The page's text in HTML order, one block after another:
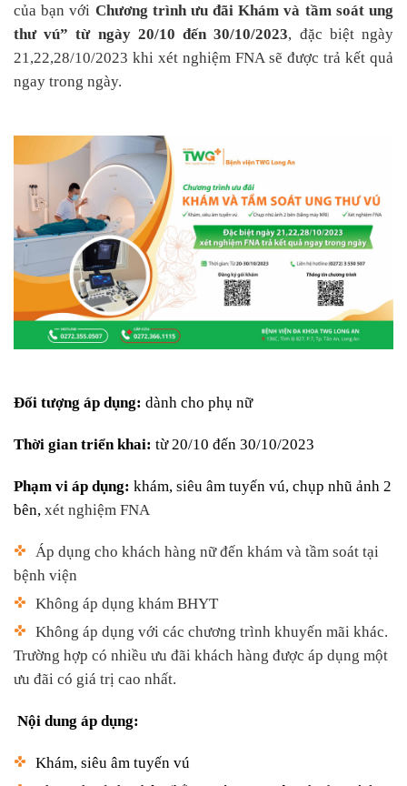
của bạn với Chương trình ưu đãiKhám và tầm soát ung
thư vú” từ ngày 20/10 đến 30/10/2023, đặc biệt ngày
21,22,28/10/2023 khi xét nghiệm FNA sẽ được trả kết quả
ngay trong ngày.
Đối tượng áp dụng: dành cho phụ nữ
Thời gian triển khai: từ 20/10 đến 30/10/2023
Phạm vi áp dụng: khám, siêu âm tuyến vú, chụp nhũ ảnh 2
bên, xét nghiệm FNA
Áp dụng cho khách hàng nữ đến khám và tầm soát tại
bệnh viện
Không áp dụng khám BHYT
Không áp dụng với các chương trình khuyến mãi khác.
Trường hợp có nhiều ưu đãi khách hàng được áp dụng một
ưu đãi có giá trị cao nhất.
Nội dung áp dụng:
Khám, siêu âm tuyến vú